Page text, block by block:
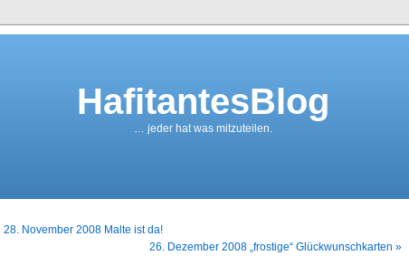
HafitantesBlog
… jeder hat was mitzuteilen.
28. November 2008 Malte ist da!
26. Dezember 2008 „frostige“ Glückwunschkarten »